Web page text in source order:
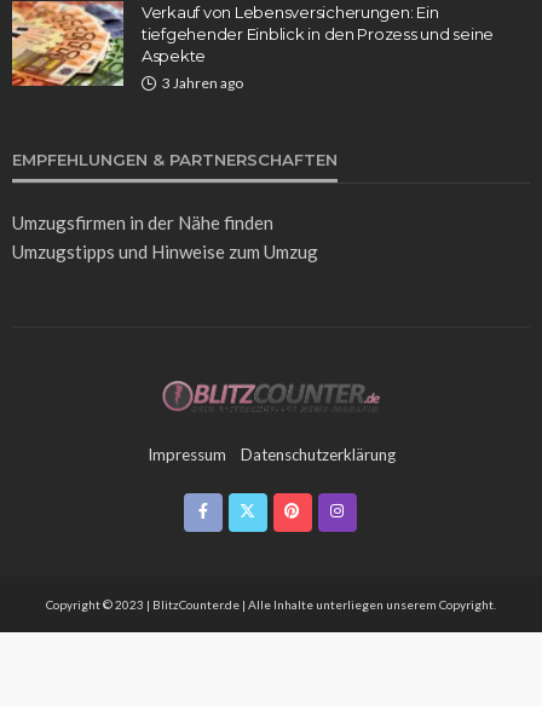
Verkauf von Lebensversicherungen: Ein
tiefgehender Einblick in den Prozess und seine
Aspekte
3 Jahren ago
EMPFEHLUNGEN & PARTNERSCHAFTEN
Umzugsfirmen in der Nähefinden
Umzugstipps und Hinweise zum Umzug
Impressum Datenschutzerklärung
Copyright © 2023 | BlitzCounter.de | Alle Inhalte unterliegen unserem Copyright.